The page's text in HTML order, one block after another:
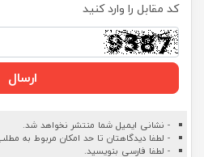
کد مقابل را وارد کنید
ارسال
- نشانی ایمیل شما منتشر نخواهد شد.
- لطفا دیدگاهتان تا حد امکان مربوط به
- لطفا فارسی بنویسید.